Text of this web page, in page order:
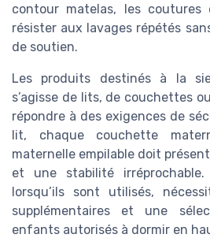
contour matelas, les
résister aux lavages répétés
de soutien.
Les produits destinés à la
s’agisse de lits, de couchettes
répondre à des exigences de
lit, chaque couchette
maternelle empilable doit
et une stabilité irréprochable.
lorsqu’ils sont utilisés,
supplémentaires et une
enfants autorisés à dormir en